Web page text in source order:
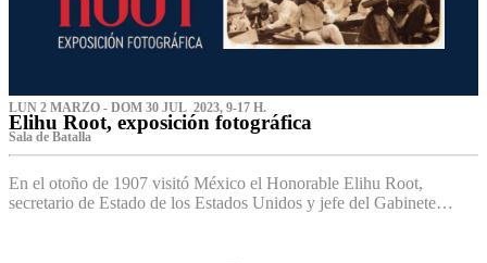
LUN 2 MARZO - DOM 30 JUL 2023, 9-17 H.
Elihu Root, exposición fotográfica
Sala de Batalla
En el otoño de 1907 visitó México el Honorable Elihu Root,
secretario de Estado de los Estados Unidos y jefe del Gabinete…